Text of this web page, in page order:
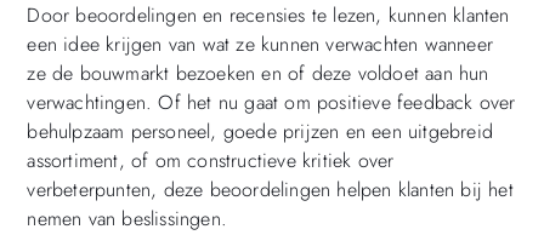
Door beoordelingen en recensies te lezen, kunnen klanten
een idee krijgen van wat ze kunnen verwachten wanneer
ze de bouwmarkt bezoeken en of deze voldoet aan hun
verwachtingen. Of het nu gaat om positieve feedback over
behulpzaam personeel, goede prijzen en een uitgebreid
assortiment, of om constructieve kritiek over
verbeterpunten, deze beoordelingen helpen klanten bij het
nemen van beslissingen.